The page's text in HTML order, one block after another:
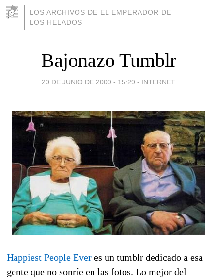
LOS ARCHIVOS DE EL EMPERADOR DE
LOS HELADOS
Bajonazo Tumblr
20 DE JUNIO DE 2009 - 15:29 - INTERNET
Happiest People Ever es un tumblr dedicado a esa
gente que no sonríe en las fotos. Lo mejor del